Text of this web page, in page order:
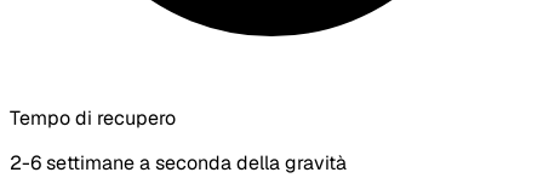
Tempo di recupero
2-6 settimane a seconda della gravità